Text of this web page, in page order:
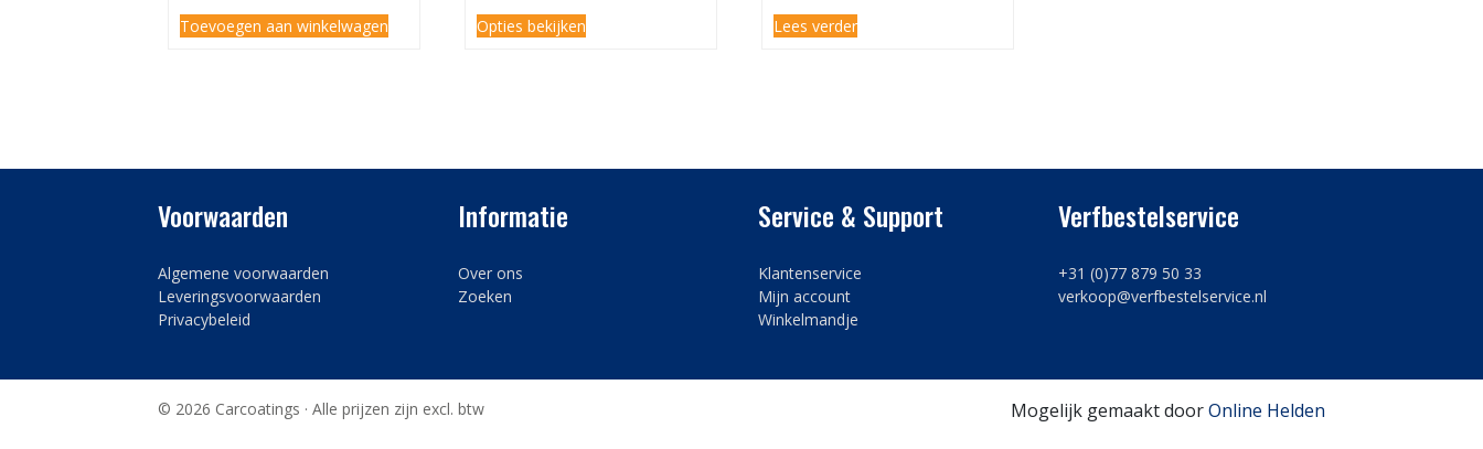
Toevoegen aan winkelwagen Opties bekijken Lees verder
Voorwaarden
Algemene voorwaarden
Leveringsvoorwaarden
Privacybeleid
Informatie
Over ons
Zoeken
Service & Support
Klantenservice
Mijn account
Winkelmandje
Verfbestelservice
+31 (0)77 879 50 33
verkoop@verfbestelservice.nl
© 2026 Carcoatings · Alle prijzen zijn excl. btw Mogelijk gemaakt doorOnline Helden